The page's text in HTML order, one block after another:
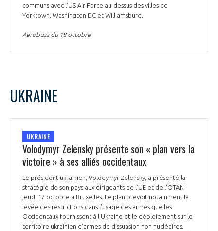
communs avec l’US Air Force au-dessus des villes de
Yorktown, Washington DC et Williamsburg.
Aerobuzz du 18 octobre
UKRAINE
UKRAINE
Volodymyr Zelensky présente son « plan vers la
victoire » à ses alliés occidentaux
Le président ukrainien, Volodymyr Zelensky, a présenté la
stratégie de son pays aux dirigeants de l’UE et de l'OTAN
jeudi 17 octobre à Bruxelles. Le plan prévoit notamment la
levée des restrictions dans l'usage des armes que les
Occidentaux fournissent à l'Ukraine et le déploiement sur le
territoire ukrainien d'armes de dissuasion non nucléaires.